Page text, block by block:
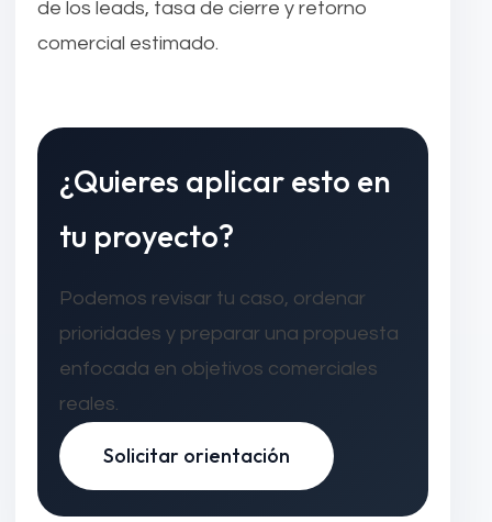
de los leads, tasa de cierre y retorno
comercial estimado.
¿Quieres aplicar esto en
tu proyecto?
Podemos revisar tu caso, ordenar
prioridades y preparar una propuesta
enfocada en objetivos comerciales
reales.
Solicitar orientación